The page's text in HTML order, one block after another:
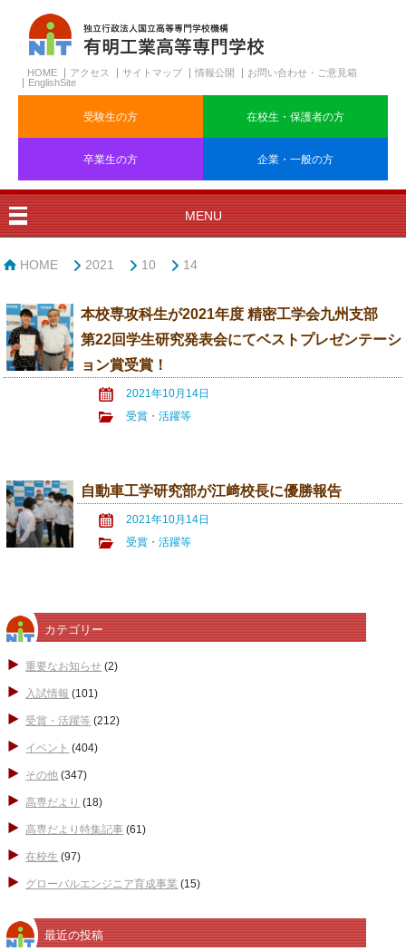
HOME アクセス サイトマップ 情報公開
お問い合わせ・ご意見箱
EnglishSite
受験生の方 在校生・保護者の方
卒業生の方 企業・一般の方
MENU
HOME 2021 10 14
本校専攻科生が2021年度 精密工学会九州支部
第22回学生研究発表会にてベストプレゼンテーシ
ョン賞受賞！
2021年10月14日
受賞・活躍等
自動車工学研究部が江﨑校長に優勝報告
2021年10月14日
受賞・活躍等
カテゴリー
重要なお知らせ (2)
入試情報 (101)
受賞・活躍等 (212)
イベント (404)
その他 (347)
高専だより (18)
高専だより特集記事 (61)
在校生 (97)
グローバルエンジニア育成事業 (15)
最近の投稿